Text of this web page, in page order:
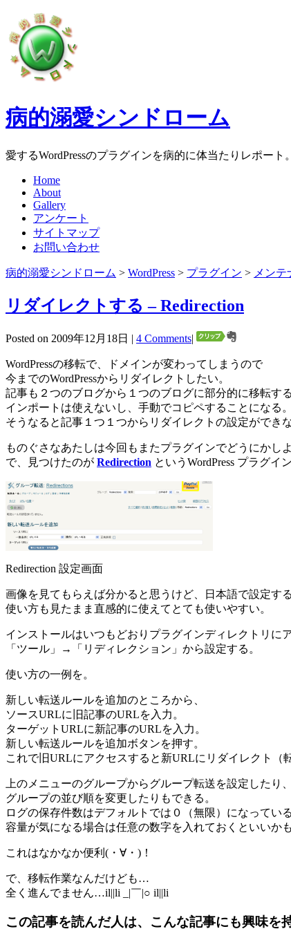
病的溺愛シンドローム
愛するWordPressのプラグインを病的に体当たりレポー
Home
About
Gallery
アンケート
サイトマップ
お問い合わせ
病的溺愛シンドローム > WordPress > プラグイン > メンテ
リダイレクトする – Redirection
Posted on 2009年12月18日 | 4 Comments|
WordPressの移転で、ドメインが変わってしまうので
今までのWordPressからリダイレクトしたい。
記事も２つのブログから１つのブログに部分的に移転す
インポートは使えないし、手動でコピペすることになる。
そうなると記事１つ１つからリダイレクトの設定ができ
ものぐさなあたしは今回もまたプラグインでどうにかし
で、見つけたのが Redirection というWordPress プラグイン
Redirection 設定画面
画像を見てもらえば分かると思うけど、日本語で設定す
使い方も見たまま直感的に使えてとても使いやすい。
インストールはいつもどおりプラグインディレクトリに
「ツール」→「リディレクション」から設定する。
使い方の一例を。
新しい転送ルールを追加のところから、
ソースURLに旧記事のURLを入力。
ターゲットURLに新記事のURLを入力。
新しい転送ルールを追加ボタンを押す。
これで旧URLにアクセスすると新URLにリダイレクト（
上のメニューのグループからグループ転送を設定したり、
グループの並び順を変更したりもできる。
ログの保存件数はデフォルトでは０（無限）になっている
容量が気になる場合は任意の数字を入れておくといいかも
これはなかなか便利(・∀・)！
で、移転作業なんだけども…
全く進んでません…il||li _|￣|○ il||li
この記事を読んだ人は、こんな記事にも興味を